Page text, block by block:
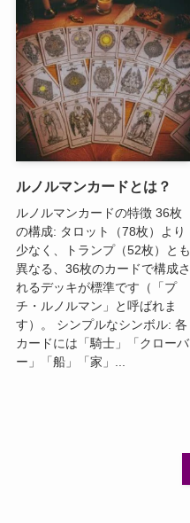
ルノルマンカードとは？
ルノルマンカードの特徴 36枚
の構成: タロット（78枚）より
少なく、トランプ（52枚）とも
異なる、36枚のカードで構成さ
れるデッキが標準です（「プ
チ・ルノルマン」と呼ばれま
す）。 シンプルなシンボル: 各
カードには「騎士」「クローバ
ー」「船」「家」...